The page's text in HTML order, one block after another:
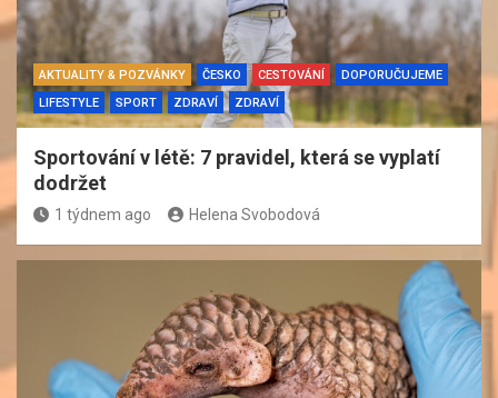
AKTUALITY & POZVÁNKY ČESKO CESTOVÁNÍ
DOPORUČUJEME
LIFESTYLE
SPORT ZDRAVÍ ZDRAVÍ
Sportování v létě: 7 pravidel, která se vyplatí
dodržet
1 týdnem ago Helena Svobodová